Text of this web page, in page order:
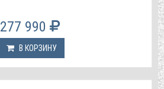
277 990
В КОРЗИНУ